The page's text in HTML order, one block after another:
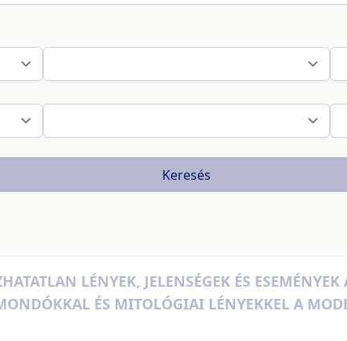
Keresés
LÉNYEK, JELENSÉGEK ÉS ESEMÉNYEK
ÉS MITOLÓGIAI LÉNYEKKEL A